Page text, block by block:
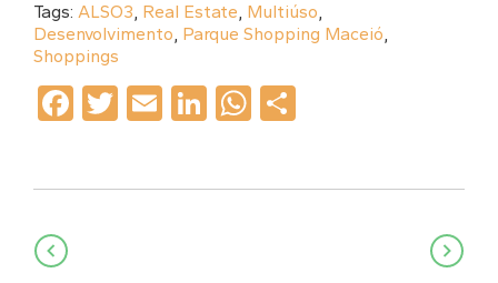
Tags: ALSO3, Real Estate, Multiúso,
Desenvolvimento, Parque Shopping Maceió,
Shoppings
Facebook
Twitter
EmailLinkedIn
WhatsApp
Navegação